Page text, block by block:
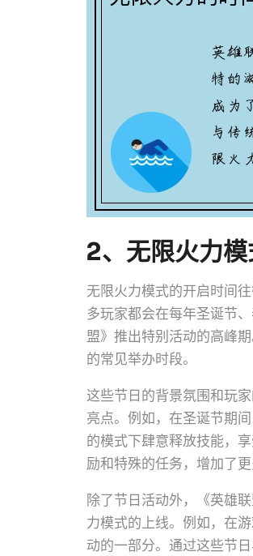
2、无限火力
无限火力模式的开启时间
多玩家都会在每年圣诞节
盟》推出特别活动的高峰
的常见举办时段。
这些节日的背景氛围和玩
亮点。例如，在圣诞节期
的模式下肆意释放技能，
励和特殊的任务，增加了更
除了节日活动外，《英雄
力模式的上线。例如，在
动的一部分。通过这些节